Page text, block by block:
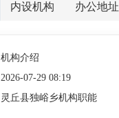
内设机构 办公地址
机构介绍
2026-07-29 08:19
灵丘县独峪乡机构职能